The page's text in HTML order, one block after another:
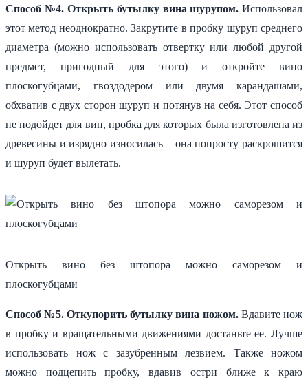
Способ №4. Открыть бутылку вина шурупом. Использовал
этот метод неоднократно. Закрутите в пробку шуруп среднего
диаметра (можно использовать отвертку или любой другой
предмет, пригодный для этого) и откройте вино
плоскогубцами, гвоздодером или двумя карандашами,
обхватив с двух сторон шуруп и потянув на себя. Этот способ
не подойдет для вин, пробка для которых была изготовлена из
древесины и изрядно износилась – она попросту раскрошится
и шуруп будет вылетать.
Открыть вино без штопора можно саморезом и
плоскогубцами
Способ №5. Откупорить бутылку вина ножом.Вдавите нож
в пробку и вращательными движениями достаньте ее. Лучше
использовать нож с зазубренным лезвием. Также ножом
можно подцепить пробку, вдавив остри ближе к краю